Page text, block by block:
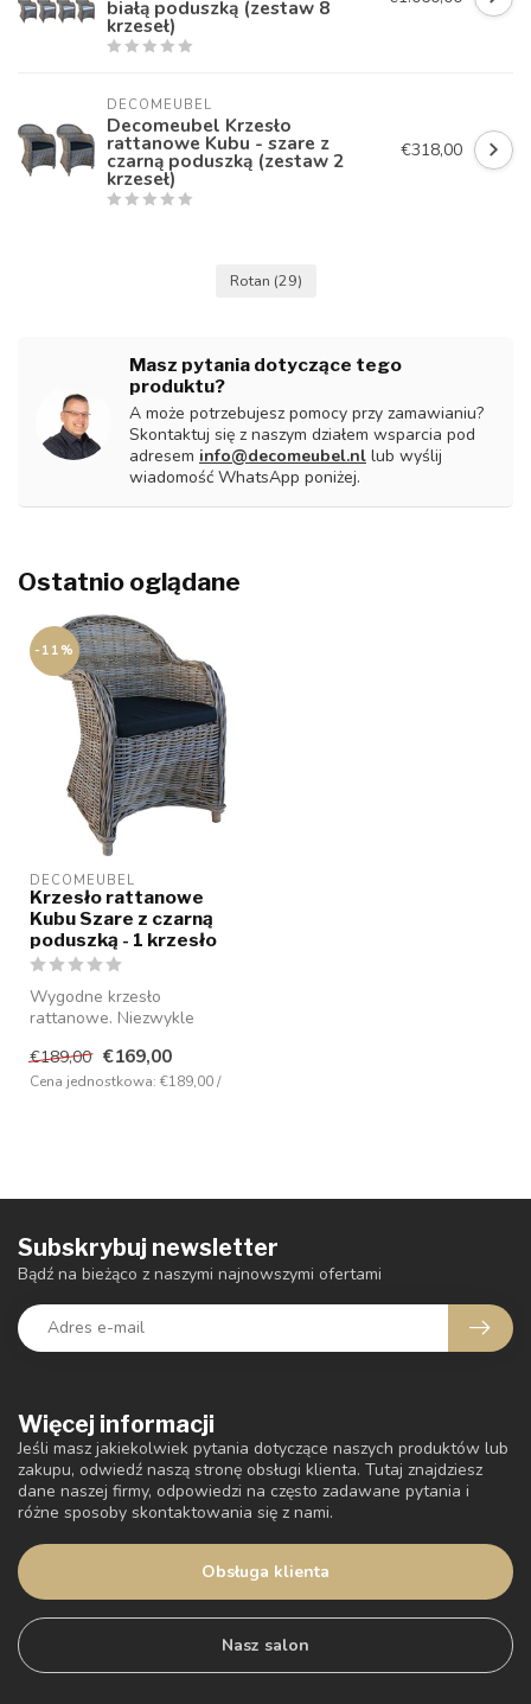
białą poduszką (zestaw 8
krzeseł)
DECOMEUBEL
Decomeubel Krzesło
rattanowe Kubu - szare z
czarną poduszką (zestaw 2
krzeseł)
€318,00
Rotan (29)
Masz pytania dotyczące tego
produktu?
A może potrzebujesz pomocy przy zamawianiu?
Skontaktuj się z naszym działem wsparcia pod
adresem info@decomeubel.nl lub wyślij
wiadomość WhatsApp poniżej.
Ostatnio oglądane
-11%
DECOMEUBEL
Krzesło rattanowe
Kubu Szare z czarną
poduszką - 1 krzesło
Wygodne krzesło
rattanowe. Niezwykle
poduszką na siedzisko....
€189,00 €169,00
Cena jednostkowa: €189,00 /
Więcej informacji
Jeśli masz jakiekolwiek pytania dotyczące naszych produktów lub
zakupu, odwiedź naszą stronę obsługi klienta. Tutaj znajdziesz
dane naszej firmy, odpowiedzi na często zadawane pytania i
różne sposoby skontaktowania się z nami.
Obsługa klienta
Nasz salon
Subskrybuj newsletter
Bądź na bieżąco z naszymi najnowszymi ofertami